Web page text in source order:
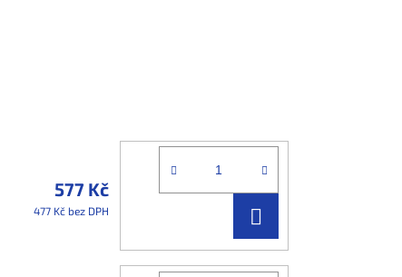
577 Kč
477 Kč bez DPH
KOŠÍKU